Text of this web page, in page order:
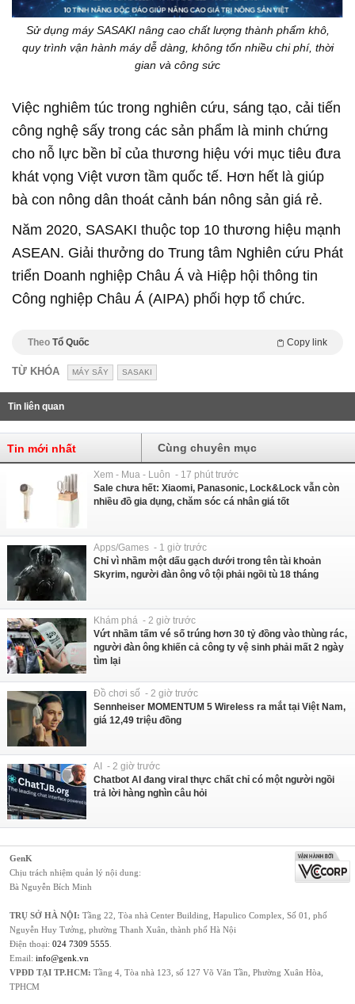
Sử dụng máy SASAKI nâng cao chất lượng thành phẩm khô,
quy trình vận hành máy dễ dàng, không tốn nhiều chi phí, thời
gian và công sức
Việc nghiêm túc trong nghiên cứu, sáng tạo, cải tiến
công nghệ sấy trong các sản phẩm là minh chứng
cho nỗ lực bền bỉ của thương hiệu với mục tiêu đưa
khát vọng Việt vươn tầm quốc tế. Hơn hết là giúp
bà con nông dân thoát cảnh bán nông sản giá rẻ.
Năm 2020, SASAKI thuộc top 10 thương hiệu mạnh
ASEAN. Giải thưởng do Trung tâm Nghiên cứu Phát
triển Doanh nghiệp Châu Á và Hiệp hội thông tin
Công nghiệp Châu Á (AIPA) phối hợp tổ chức.
Theo Tổ Quốc Copy link
TỪ KHÓA MÁY SẤY SASAKI
Tin liên quan
Tin mới nhất Cùng chuyên mục
Xem - Mua - Luôn - 17 phút trước
Sale chưa hết: Xiaomi, Panasonic, Lock&Lock vẫn còn
nhiều đồ gia dụng, chăm sóc cá nhân giá tốt
Apps/Games - 1 giờ trước
Chỉ vì nhầm một dấu gạch dưới trong tên tài khoản
Skyrim, người đàn ông vô tội phải ngồi tù 18 tháng
Khám phá - 2 giờ trước
Vứt nhầm tấm vé số trúng hơn 30 tỷ đồng vào thùng rác,
người đàn ông khiến cả công ty vệ sinh phải mất 2 ngày
tìm lại
Đồ chơi số - 2 giờ trước
Sennheiser MOMENTUM 5 Wireless ra mắt tại Việt Nam,
giá 12,49 triệu đồng
AI - 2 giờ trước
Chatbot AI đang viral thực chất chỉ có một người ngồi
trả lời hàng nghìn câu hỏi
GenK
Chịu trách nhiệm quản lý nội dung:
Bà Nguyễn Bích Minh
TRỤ SỞ HÀ NỘI: Tầng 22, Tòa nhà Center Building, Hapulico Complex, Số 01, phố
Nguyễn Huy Tưởng, phường Thanh Xuân, thành phố Hà Nội
Điện thoại: 024 7309 5555
Email: info@genk.vn
VPĐD TẠI TP.HCM: Tầng 4, Tòa nhà 123, số 127 Võ Văn Tần, Phường Xuân Hòa,
TPHCM